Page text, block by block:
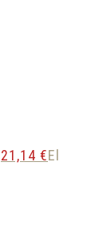
21,14 €El